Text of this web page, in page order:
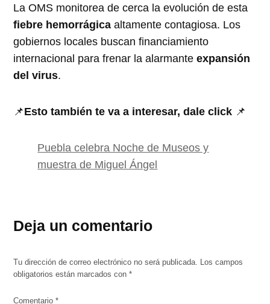
La OMS monitorea de cerca la evolución de esta
fiebre hemorrágica altamente contagiosa. Los
gobiernos locales buscan financiamiento
internacional para frenar la alarmanteexpansión
del virus.
📌Esto también te va a interesar, dale click 📌
Puebla celebra Noche de Museos y
muestra de Miguel Ángel
Deja un comentario
Tu dirección de correo electrónico no será publicada. Los campos
obligatorios están marcados con*
Comentario*